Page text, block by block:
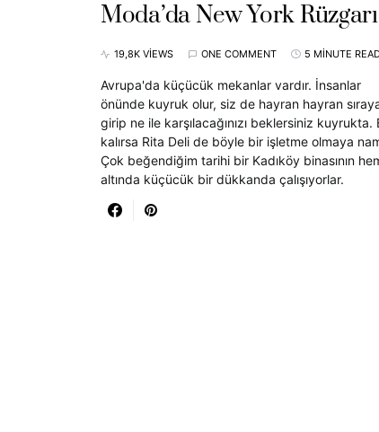
Moda’da New York Rüzgarı
19,8K VIEWS ONE COMMENT 5 MINUTE
Avrupa'da küçücük mekanlar vardır. İnsanlar
önünde kuyruk olur, siz de hayran hayran
girip ne ile karşılacağınızı beklersiniz kuyrukta.
kalırsa Rita Deli de böyle bir işletme olmaya
Çok beğendiğim tarihi bir Kadıköy binasının
altında küçücük bir dükkanda çalışıyorlar.